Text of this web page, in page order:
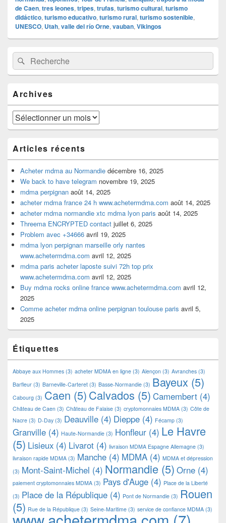
de Caen, tres leones, tripes, trufas, turismo cultural, turismo
didáctico, turismo educativo, turismo rural, turismo sostenible,
UNESCO, Utah, valle del río Orne, vauban, Vikingos
Zone
principale
de
widget
barre
latérale
Recherche :Rechercher
Archives
Archives
Articles récents
Acheter mdma au Normandie décembre 16, 2025
We back to have telegram novembre 19, 2025
mdma perpignan août 14, 2025
acheter mdma france 24 h www.achetermdma.com août 14, 2025
acheter mdma normandie xtc mdma lyon paris août 14, 2025
Threema ENCRYPTED contact juillet 6, 2025
Problem avec +34666 avril 19, 2025
mdma lyon perpignan marseille orly nantes
www.achetermdma.com avril 12, 2025
mdma paris acheter laposte suivi 72h top prix
www.achetermdma.com avril 12, 2025
Buy mdma rocks online france www.achetermdma.com avril 12,
2025
Comme acheter mdma online perpignan toulouse paris avril 5,
2025
Étiquettes
Abbaye aux Hommes (3) acheter MDMA en ligne (3) Alençon (3) Avranches (3)
Barfleur (3) Barneville-Carteret (3) Basse-Normandie (3) Bayeux (5)
Cabourg (3) Caen (5)Calvados (5) Camembert (4)
Château de Caen (3) Château de Falaise (3) cryptomonnaies MDMA (3) Côte de
Nacre (3) D-Day (3) Deauville (4) Dieppe (4) Fécamp (3)
Granville (4) Haute-Normandie (3) Honfleur (4) Le Havre
(5) Lisieux (4) Livarot (4) livraison MDMA Espagne Allemagne (3)
livraison rapide MDMA (3) Manche (4) MDMA (4) MDMA et dépression
(3) Mont-Saint-Michel (4) Normandie (5) Orne (4)
paiement cryptomonnaies MDMA (3) Pays d'Auge (4) Place de la Liberté
(3) Place de la République (4) Pont de Normandie (3) Rouen
(5) Rue de la République (3) Seine-Maritime (3) service de confiance MDMA (3)